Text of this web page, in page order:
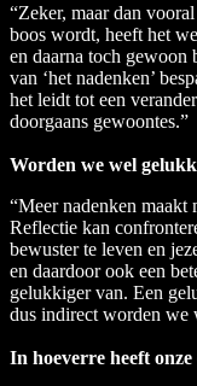
“Zeker, maar dan
boos wordt, heeft het
en daarna toch
van ‘het nadenken’
het leidt tot een
doorgaans gewoontes.”
Worden we wel
“Meer nadenken maakt
Reflectie kan
bewuster te leven en
en daardoor ook een
gelukkiger van. Een
dus indirect worden we
In hoeverre heeft